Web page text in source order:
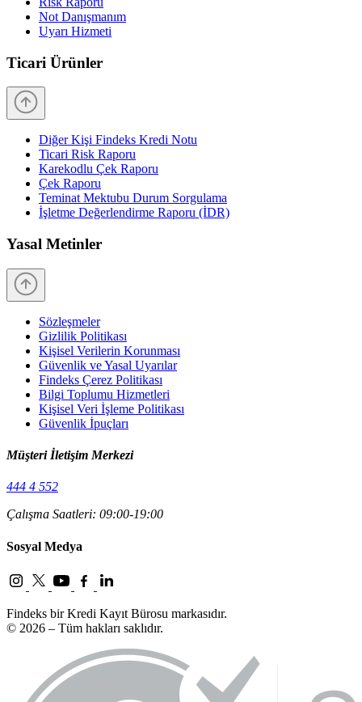
Not Danışmanım
Uyarı Hizmeti
Ticari Ürünler
Diğer Kişi Findeks Kredi Notu
Ticari Risk Raporu
Karekodlu Çek Raporu
Çek Raporu
Teminat Mektubu Durum Sorgulama
İşletme Değerlendirme Raporu (İDR)
Yasal Metinler
Sözleşmeler
Gizlilik Politikası
Kişisel Verilerin Korunması
Güvenlik ve Yasal Uyarılar
Findeks Çerez Politikası
Bilgi Toplumu Hizmetleri
Kişisel Veri İşleme Politikası
Güvenlik İpuçları
Müşteri İletişim Merkezi
444 4 552
Çalışma Saatleri: 09:00-19:00
Sosyal Medya
Findeks bir Kredi Kayıt Bürosu markasıdır.
© 2026 – Tüm hakları saklıdır.